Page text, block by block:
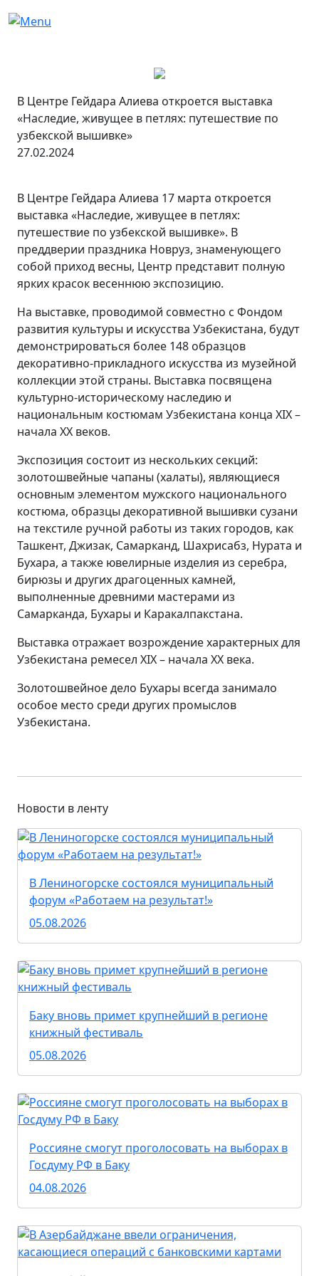
В Центре Гейдара Алиева откроется выставка
«Наследие, живущее в петлях: путешествие по
узбекской вышивке»
27.02.2024
В Центре Гейдара Алиева 17 марта откроется
выставка «Наследие, живущее в петлях:
путешествие по узбекской вышивке». В
преддверии праздника Новруз, знаменующего
собой приход весны, Центр представит полную
ярких красок весеннюю экспозицию.
На выставке, проводимой совместно с Фондом
развития культуры и искусства Узбекистана, будут
демонстрироваться более 148 образцов
декоративно-прикладного искусства из музейной
коллекции этой страны. Выставка посвящена
культурно-историческому наследию и
национальным костюмам Узбекистана конца XIX –
начала XX веков.
Экспозиция состоит из нескольких секций:
золотошвейные чапаны (халаты), являющиеся
основным элементом мужского национального
костюма, образцы декоративной вышивки сузани
на текстиле ручной работы из таких городов, как
Ташкент, Джизак, Самарканд, Шахрисабз, Нурата и
Бухара, а также ювелирные изделия из серебра,
бирюзы и других драгоценных камней,
выполненные древними мастерами из
Самарканда, Бухары и Каракалпакстана.
Выставка отражает возрождение характерных для
Узбекистана ремесел XIX – начала XX века.
Золотошвейное дело Бухары всегда занимало
особое место среди других промыслов
Узбекистана.
Новости в ленту
В Лениногорске состоялся муниципальный
форум «Работаем на результат!»
05.08.2026
Баку вновь примет крупнейший в регионе
книжный фестиваль
05.08.2026
Россияне смогут проголосовать на выборах в
Госдуму РФ в Баку
04.08.2026